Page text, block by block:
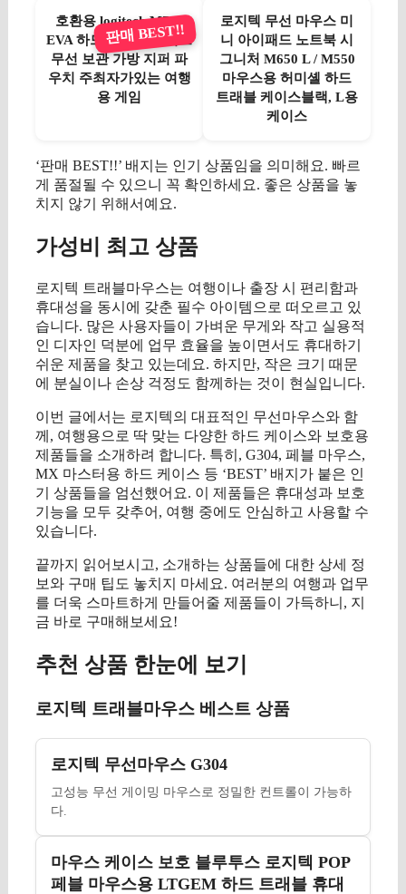
호환용 logitech M720
EVA 하드 마우스 케이스
무선 보관 가방 지퍼 파
우치 주최자가있는 여행
용 게임
판매 BEST!!
로지텍 무선 마우스 미
니 아이패드 노트북 시
그니처 M650 L / M550
마우스용 허미셸 하드
트래블 케이스블랙, L용
케이스
‘판매 BEST!!’ 배지는 인기 상품임을 의미해요. 빠르
게 품절될 수 있으니 꼭 확인하세요. 좋은 상품을 놓
치지 않기 위해서예요.
가성비 최고 상품
로지텍 트래블마우스는 여행이나 출장 시 편리함과
휴대성을 동시에 갖춘 필수 아이템으로 떠오르고 있
습니다. 많은 사용자들이 가벼운 무게와 작고 실용적
인 디자인 덕분에 업무 효율을 높이면서도 휴대하기
쉬운 제품을 찾고 있는데요. 하지만, 작은 크기 때문
에 분실이나 손상 걱정도 함께하는 것이 현실입니다.
이번 글에서는 로지텍의 대표적인 무선마우스와 함
께, 여행용으로 딱 맞는 다양한 하드 케이스와 보호용
제품들을 소개하려 합니다. 특히, G304, 페블 마우스,
MX 마스터용 하드 케이스 등 ‘BEST’ 배지가 붙은 인
기 상품들을 엄선했어요. 이 제품들은 휴대성과 보호
기능을 모두 갖추어, 여행 중에도 안심하고 사용할 수
있습니다.
끝까지 읽어보시고, 소개하는 상품들에 대한 상세 정
보와 구매 팁도 놓치지 마세요. 여러분의 여행과 업무
를 더욱 스마트하게 만들어줄 제품들이 가득하니, 지
금 바로 구매해보세요!
추천 상품 한눈에 보기
로지텍 트래블마우스 베스트 상품
로지텍 무선마우스 G304
고성능 무선 게이밍 마우스로 정밀한 컨트롤이 가능하
다.
마우스 케이스 보호 블루투스 로지텍 POP
페블 마우스용 LTGEM 하드 트래블 휴대